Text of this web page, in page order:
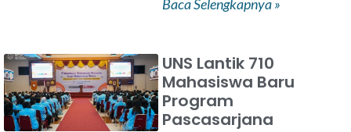
Baca Selengkapnya »
UNS Lantik 710
Mahasiswa Baru
Program
Pascasarjana